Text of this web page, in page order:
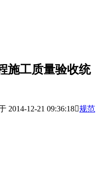
施工质量验收统
2014-12-21 09:36:18规范